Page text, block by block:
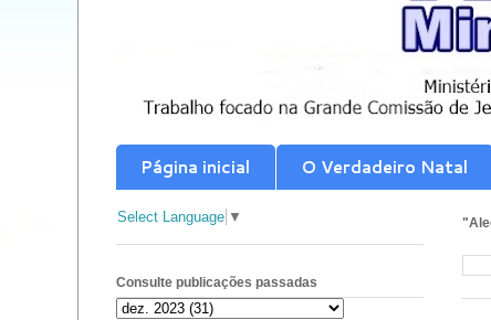
Página inicial O Verdadeiro Natal
Select Language ▼
Consulte publicações passadas